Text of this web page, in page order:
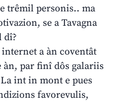
trêmil personis.. ma
se a Tavagna
dî?
a àn coventât
àn, par finî dôs galariis
int in mont e pues
favorevulis,